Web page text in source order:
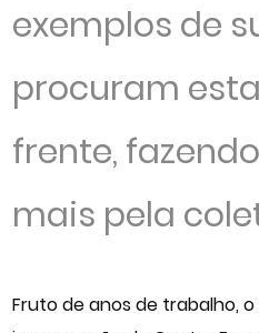
exemplos de
procuram
frente,
mais pela
Fruto de anos de trabalho,